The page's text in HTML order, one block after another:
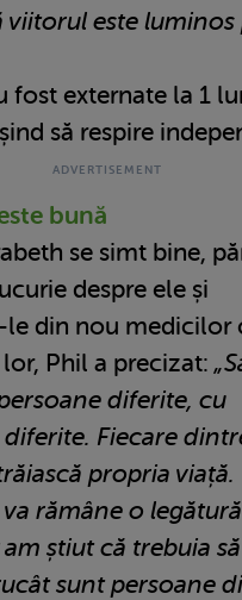
viitorul este
fost externate la 1
să respire
bună
se simt bine,
despre ele și
din nou medicilor
Phil a precizat:
diferite, cu
Fiecare
propria viață.
rămâne o
știut că trebuia
sunt persoane